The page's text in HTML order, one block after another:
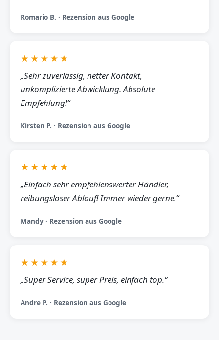
Romario B. · Rezension aus Google
★★★★★
„Sehr zuverlässig, netter Kontakt,
unkomplizierte Abwicklung. Absolute
Empfehlung!“
Kirsten P. · Rezension aus Google
★★★★★
„Einfach sehr empfehlenswerter Händler,
reibungsloser Ablauf! Immer wieder gerne.“
Mandy · Rezension aus Google
★★★★★
„Super Service, super Preis, einfach top.“
Andre P. · Rezension aus Google